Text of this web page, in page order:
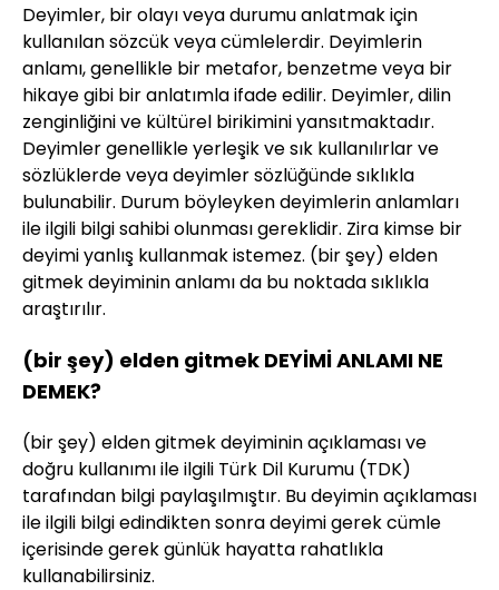
Deyimler, bir olayı veya durumu anlatmak için
kullanılan sözcük veya cümlelerdir. Deyimlerin
anlamı, genellikle bir metafor, benzetme veya bir
hikaye gibi bir anlatımla ifade edilir. Deyimler, dilin
zenginliğini ve kültürel birikimini yansıtmaktadır.
Deyimler genellikle yerleşik ve sık kullanılırlar ve
sözlüklerde veya deyimler sözlüğünde sıklıkla
bulunabilir. Durum böyleyken deyimlerin anlamları
ile ilgili bilgi sahibi olunması gereklidir. Zira kimse bir
deyimi yanlış kullanmak istemez. (bir şey) elden
gitmek deyiminin anlamı da bu noktada sıklıkla
araştırılır.
(bir şey) elden gitmek DEYİMİ ANLAMI NE
DEMEK?
(bir şey) elden gitmek deyiminin açıklaması ve
doğru kullanımı ile ilgili Türk Dil Kurumu (TDK)
tarafından bilgi paylaşılmıştır. Bu deyimin açıklaması
ile ilgili bilgi edindikten sonra deyimi gerek cümle
içerisinde gerek günlük hayatta rahatlıkla
kullanabilirsiniz.